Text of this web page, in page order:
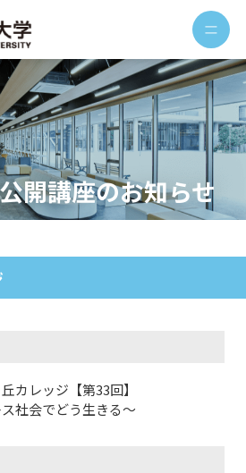
開講座のお知らせ
レッジ【第33回】
社会でどう生きる～